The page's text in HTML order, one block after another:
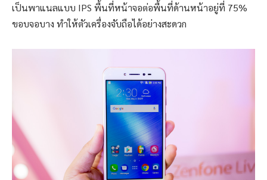
เป็นพาแนลแบบ IPS พื้นที่หน้าจอต่อพื้นที่ด้านหน้าอยู่ที่ 75%
ขอบจอบาง ทำให้ตัวเครื่องจับถือได้อย่างสะดวก